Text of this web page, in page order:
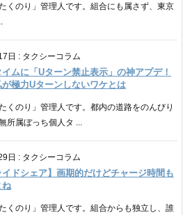
くのり」管理人です。組合にも属さず、東京
日 : タクシーコラム
ムに「Uターン禁止表示」の神アプデ！
が極力Uターンしないワケとは
くのり」管理人です。都内の道路をのんびり
所属ぼっち個人タ ...
日 : タクシーコラム
イドシェア】画期的だけどチャージ時間も
ね
くのり」管理人です。組合からも独立し、誰